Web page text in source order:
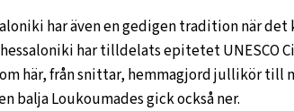
har även en gedigen tradition när
har tilldelats epitetet UNESCO
här, från snittar, hemmagjord jullikör till
balja Loukoumades gick också ner.